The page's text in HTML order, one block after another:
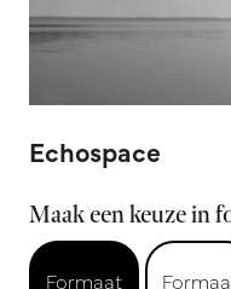
Echospace
Maak een keuze in
Formaat